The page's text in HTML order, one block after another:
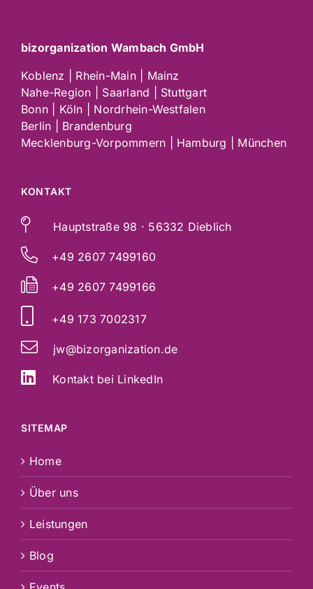
bizorganization Wambach GmbH
Koblenz | Rhein-Main | Mainz
Nahe-Region | Saarland | Stuttgart
Bonn | Köln | Nordrhein-Westfalen
Berlin | Brandenburg
Mecklenburg-Vorpommern | Hamburg | München
KONTAKT
Hauptstraße 98 · 56332 Dieblich
+49 2607 7499160
+49 2607 7499166
+49 173 7002317
jw@bizorganization.de
Kontakt bei LinkedIn
SITEMAP
Home
Über uns
Leistungen
Blog